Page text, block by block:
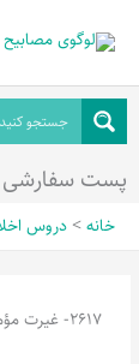
محتوا
پست سفارشی
خانه دروس
2617- غیرت مؤمن 12 > تربیت در محیط خانوادگی12